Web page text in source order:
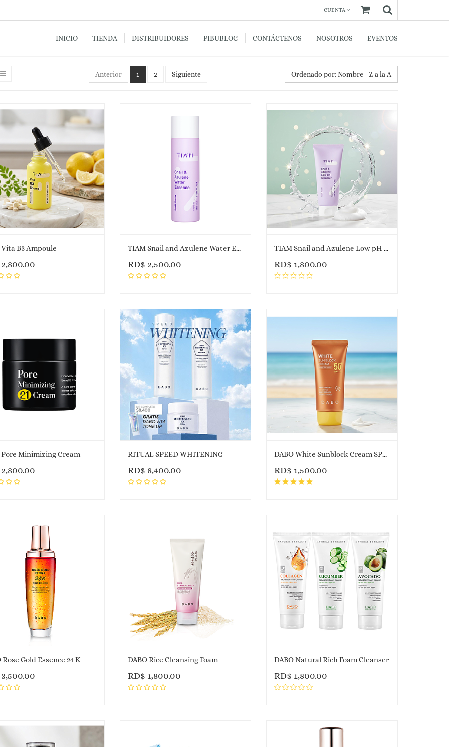
CUENTA
INICIO TIENDA DISTRIBUIDORES PIBUBLOG CONTÁCTENOS NOSOTROS EVENTOS
Anterior 1 2 Siguiente Ordenado por: Nombre - Z a la A
B3 Ampoule
2,800.00
TIAM Snail and Azulene Water Essence
RD$ 2,500.00
TIAM Snail and Azulene Low pH Cleanser
RD$ 1,800.00
Minimizing Cream
2,800.00
RITUAL SPEED WHITENING
RD$ 8,400.00
DABO White Sunblock Cream SPF 50 PA+++
RD$ 1,500.00
Rose Gold Essence 24 K
3,500.00
DABO Rice Cleansing Foam
RD$ 1,800.00
DABO Natural Rich Foam Cleanser
RD$ 1,800.00